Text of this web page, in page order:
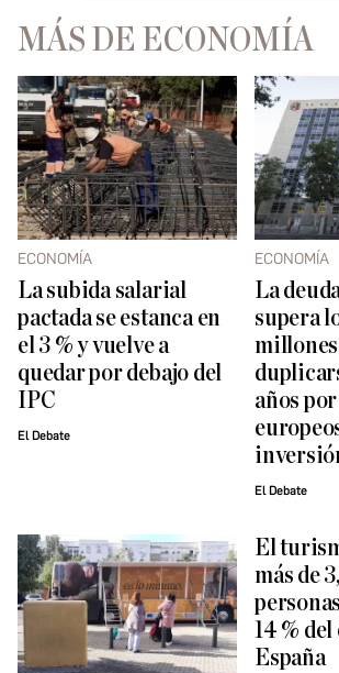
MÁS DE ECONOMÍA
ECONOMÍA
La subida salarial
pactada se estanca en
el 3 % y vuelve a
quedar por debajo del
IPC
El Debate
ECONOMÍA
La
supera
años
El Debate
El
más de
14 %
España